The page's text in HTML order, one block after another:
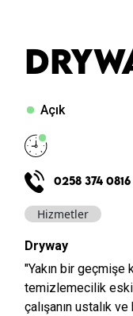
Hizmetler
Dryway
"Yakın bir geçmişe
temizlemecilik eski
çalışanın ustalık
Açık
0258 374 0816